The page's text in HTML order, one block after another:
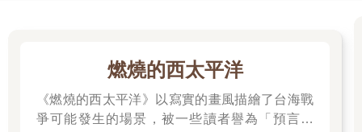
燃燒的西太平洋
《燃燒的西太平洋》以寫實的畫風描繪了台海戰
爭可能發生的場景，被一些讀者譽為「預言之